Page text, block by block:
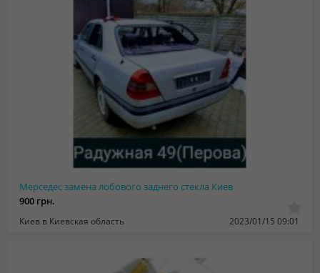
Мерседес замена лобового заднего стекла Киев
900 грн.
Киев в Киевская область 2023/01/15 09:01